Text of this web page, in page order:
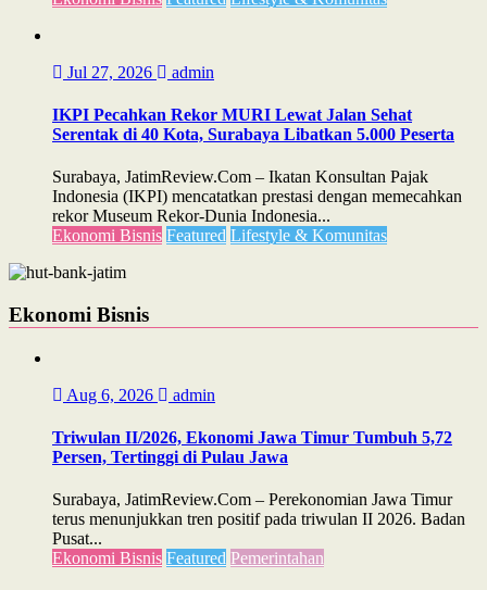
Jul 27, 2026 admin
IKPI Pecahkan Rekor MURI Lewat Jalan Sehat
Serentak di 40 Kota, Surabaya Libatkan 5.000 Peserta
Surabaya, JatimReview.Com – Ikatan Konsultan Pajak
Indonesia (IKPI) mencatatkan prestasi dengan memecahkan
rekor Museum Rekor-Dunia Indonesia...
Ekonomi Bisnis Featured Lifestyle & Komunitas
Ekonomi Bisnis
Aug 6, 2026 admin
Triwulan II/2026, Ekonomi Jawa Timur Tumbuh 5,72
Persen, Tertinggi di Pulau Jawa
Surabaya, JatimReview.Com – Perekonomian Jawa Timur
terus menunjukkan tren positif pada triwulan II 2026. Badan
Pusat...
Ekonomi Bisnis Featured Pemerintahan